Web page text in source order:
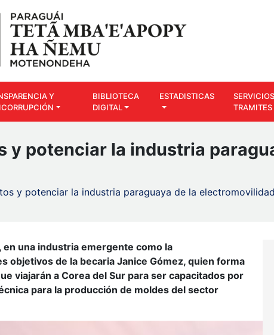
Y
BIBLIOTECA
DIGITAL
ESTADISTICAS
TRAMITES
potenciar la industria
y potenciar la industria paraguaya de la electromovilidad
una industria emergente como la
objetivos de la becaria Janice Gómez, quien forma
viajarán a Corea del Sur para ser capacitados por
para la producción de moldes del sector